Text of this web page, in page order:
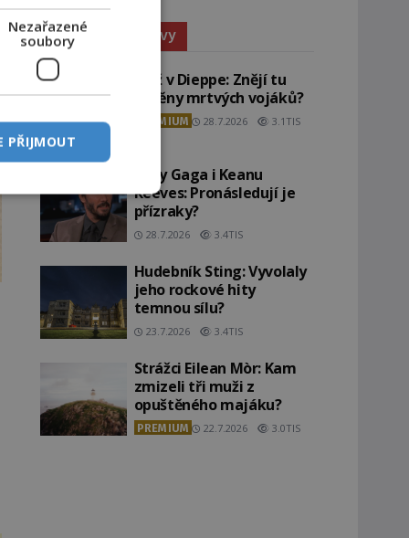
Paranormální jevy
Pláž v Dieppe: Znějí tu
ozvěny mrtvých vojáků?
PREMIUM 28.7.2026 3.1TIS
Lady Gaga i Keanu
Reeves: Pronásledují je
přízraky?
28.7.2026 3.4TIS
Hudebník Sting: Vyvolaly
jeho rockové hity
temnou sílu?
23.7.2026 3.4TIS
Strážci Eilean Mòr: Kam
zmizeli tři muži z
opuštěného majáku?
PREMIUM 22.7.2026 3.0TIS
Nezařazené
soubory
PŘIJMOUT